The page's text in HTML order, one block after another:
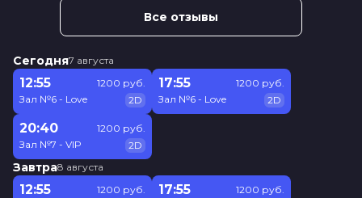
до 17 июня
Можно оплатить
Все отзывы
Сегодня7 августа
12:55
Зал №6 - Love
1200 руб.
2D
17:55
Зал №6 - Love
1200 руб.
2D
20:40
Зал №7 - VIP
1200 руб.
2D
Завтра8 августа
12:55
1200 руб.
17:55
1200 руб.